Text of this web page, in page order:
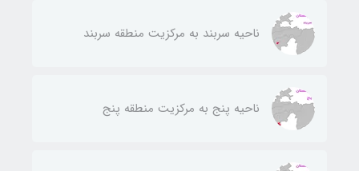
ناحيه سربند به مركزيت منطقه سربند
ناحيه پنج به مركزيت منطقه پنج